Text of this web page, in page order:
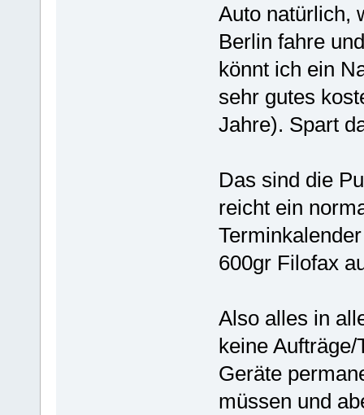
Auto natürlich,
Berlin fahre
könnt ich ein
sehr gutes
Jahre). Spart
Das sind die
reicht ein
600gr Filofax
Also alles in
keine
Geräte
müssen und